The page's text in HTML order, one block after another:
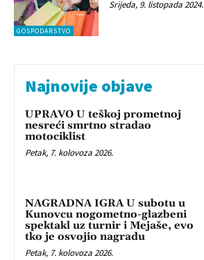
GOSPODARSTVO
Srijeda, 9. listopada 2024.
Najnovije objave
UPRAVO U teškoj prometnoj
nesreći smrtno stradao
motociklist
Petak, 7. kolovoza 2026.
NAGRADNA IGRA U subotu u
Kunovcu nogometno-glazbeni
spektakl uz turnir i Mejaše, evo
tko je osvojio nagradu
Petak, 7. kolovoza 2026.